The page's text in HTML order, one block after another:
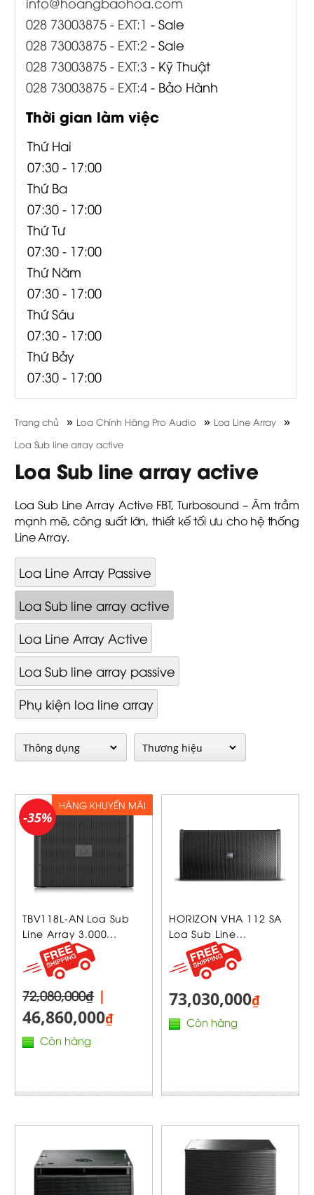
028 73003875 - EXT:1 - Sale
028 73003875 - EXT:2- Sale
028 73003875 - EXT:3 - Kỹ Thuật
028 73003875 - EXT:4- Bảo Hành
Thời gian làm việc
Thứ Hai
07:30 - 17:00
Thứ Ba
07:30 - 17:00
Thứ Tư
07:30 - 17:00
Thứ Năm
07:30 - 17:00
Thứ Sáu
07:30 - 17:00
Thứ Bảy
07:30 - 17:00
Trang chủ » Loa Chính Hãng Pro Audio » Loa Line Array »
Loa Sub line array active
Loa Sub line array active
Loa Sub Line Array Active FBT, Turbosound – Âm trầm
mạnh mẽ, công suất lớn, thiết kế tối ưu cho hệ thống
Line Array.
Loa Line Array Passive
Loa Sub line array active
Loa Line Array Active
Loa Sub line array passive
Phụ kiện loa line array
TBV118L-AN Loa Sub
Line Array 3.000...
72,080,000₫|
46,860,000₫
Còn hàng
-35%
HÀNG KHUYẾN MÃI
HORIZON VHA 112 SA
Loa Sub Line...
73,030,000₫
Còn hàng